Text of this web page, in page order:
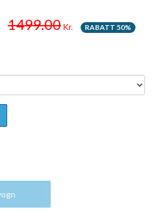
1499.00 Kr. RABATT 50%